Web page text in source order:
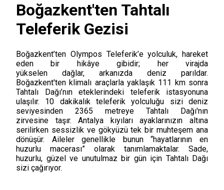
Boğazkent'ten Tahtalı
Teleferik Gezisi
Boğazkent’ten Olympos Teleferik’e yolculuk, hareket
eden bir hikâye gibidir; her virajda
yükselen dağlar, arkanızda deniz parıldar.
Boğazkent'ten klimalı araçlarla yaklaşık 111 km sonra
Tahtalı Dağı’nın eteklerindeki teleferik istasyonuna
ulaşılır. 10 dakikalık teleferik yolculuğu sizi deniz
seviyesinden 2365 metreye Tahtalı Dağı'nın
zirvesine taşır. Antalya kıyıları ayaklarınızın altına
serilirken sessizlik ve gökyüzü tek bir muhteşem ana
dönüşür. Aileler genellikle bunun “hayatlarının en
huzurlu macerası” olarak tanımlamaktalar. Sade,
huzurlu, güzel ve unutulmaz bir gün için Tahtalı Dağı
sizi çağırıyor.